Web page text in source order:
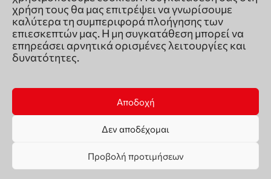
χρήση τους θα μας επιτρέψει να γνωρίσουμε
καλύτερα τη συμπεριφορά πλοήγησης των
επιεσκεπτών μας. Η μη συγκατάθεση μπορεί να
επηρεάσει αρνητικά ορισμένες λειτουργίες και
δυνατότητες.
Αποδοχή
Δεν αποδέχομαι
Προβολή προτιμήσεων